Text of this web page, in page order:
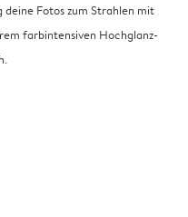
deine Fotos zum Strahlen mit
farbintensiven Hochglanz-